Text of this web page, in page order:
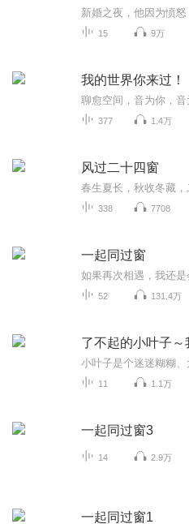
15 9万
我的世界你来过！
聊愈空间，音为你，音
377 1.4万
风过二十四窗
338 7708
一起同过窗
如果再次相遇，我还是
52 131.4万
了不起的小叶子
11 1.1万
一起同过窗3
14 2.9万
一起同过窗1